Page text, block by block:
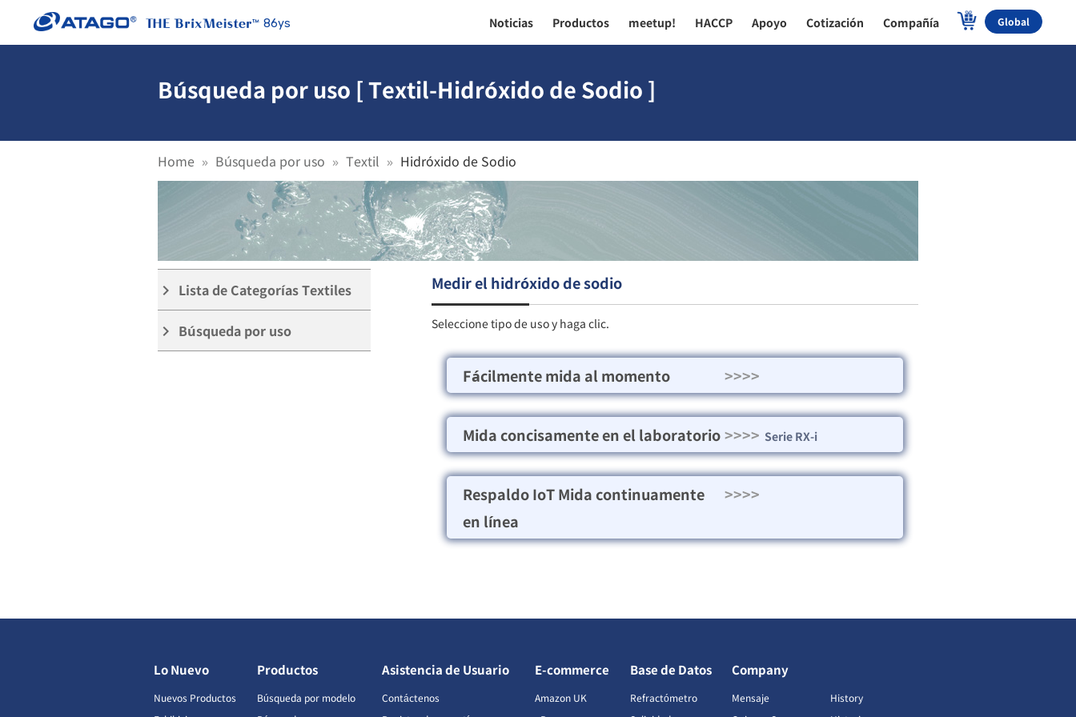
86ys Noticias Productos meetup! HACCP Apoyo Cotización Compañía Global
Búsqueda por uso [ Textil-Hidróxido de Sodio ]
Home Búsqueda por uso Textil Hidróxido de Sodio
keyboard_arrow_right Lista de Categorías Textiles
keyboard_arrow_right Búsqueda por uso
Medir el hidróxido de sodio
Seleccione tipo de uso y haga clic.
Fácilmente mida al momento >>>>
Mida concisamente en el laboratorio>>>> Serie RX-i
Respaldo IoT Mida continuamente
en línea
>>>>
Lo Nuevo
Nuevos Productos
Productos
Búsqueda por modelo
Asistencia de Usuario
Contáctenos
E-commerce
Amazon UK
Base de Datos
Refractómetro
Company
Mensaje
History